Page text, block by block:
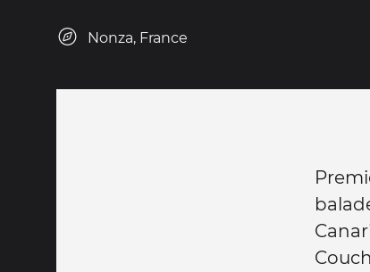
Nonza, France